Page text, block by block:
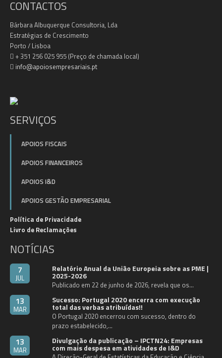
CONTACTOS
Bárbara Albuquerque Consultoria, Lda
Estratégias de Crescimento
Porto / Lisboa
+ 351 256 025 955 (Preço de chamada local)
info@apoiosempresariais.pt
SERVIÇOS
APOIOS FISCAIS
APOIOS FINANCEIROS
APOIOS I&D
APOIOS GESTÃO EMPRESARIAL
Política de Privacidade
Livro de Reclamações
NOTÍCIAS
7
JUL
Relatório Anual da União Europeia sobre as PME |
2025-2026
Publicado em 22 de junho de 2026, revela que os…
13
MAR
Sucesso: Portugal 2020 encerra com execução
total das verbas atribuídas!!
O Portugal 2020 encerrou com sucesso, dentro do
prazo estabelecido,…
13
MAR
Divulgação da publicação – IPCTN24: Empresas
com mais despesa em atividades de I&D